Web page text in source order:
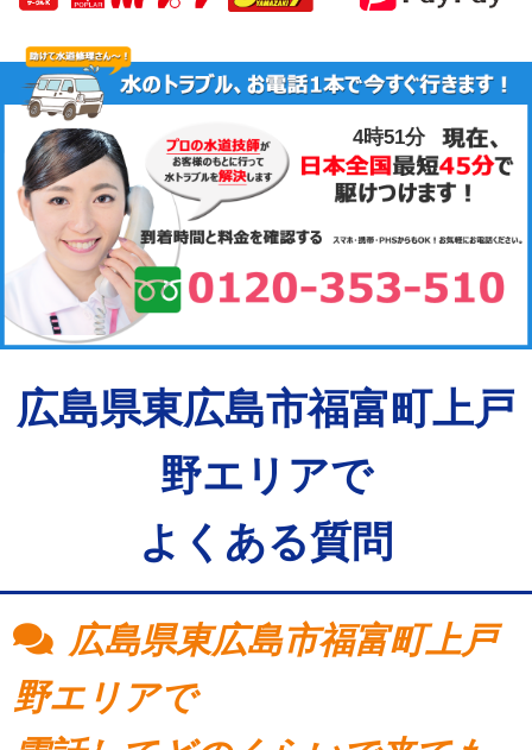
4時51分
広島県東広島市福富町上戸
野エリアで
よくある質問
広島県東広島市福富町上戸
野エリアで